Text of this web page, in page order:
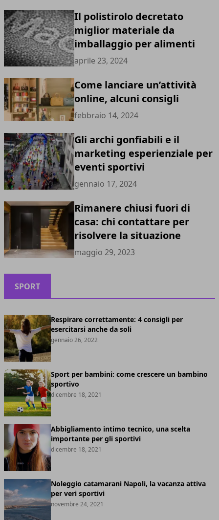
Il polistirolo decretato
miglior materiale da
imballaggio per alimenti
aprile 23, 2024
Come lanciare un’attività
online, alcuni consigli
febbraio 14, 2024
Gli archi gonfiabili e il
marketing esperienziale per
eventi sportivi
gennaio 17, 2024
Rimanere chiusi fuori di
casa: chi contattare per
risolvere la situazione
maggio 29, 2023
SPORT
Respirare correttamente: 4 consigli per
esercitarsi anche da soli
gennaio 26, 2022
Sport per bambini: come crescere un bambino
sportivo
dicembre 18, 2021
Abbigliamento intimo tecnico, una scelta
importante per gli sportivi
dicembre 18, 2021
Noleggio catamarani Napoli, la vacanza attiva
per veri sportivi
novembre 24, 2021